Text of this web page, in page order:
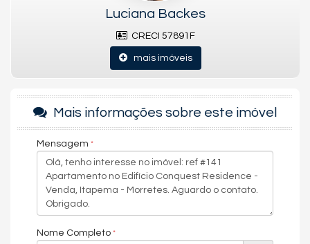
Luciana Backes
CRECI 57891F
mais imóveis
Mais informações sobre este imóvel
Mensagem
Nome Completo